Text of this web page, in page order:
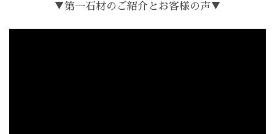
▼第一石材のご紹介とお客様の声▼